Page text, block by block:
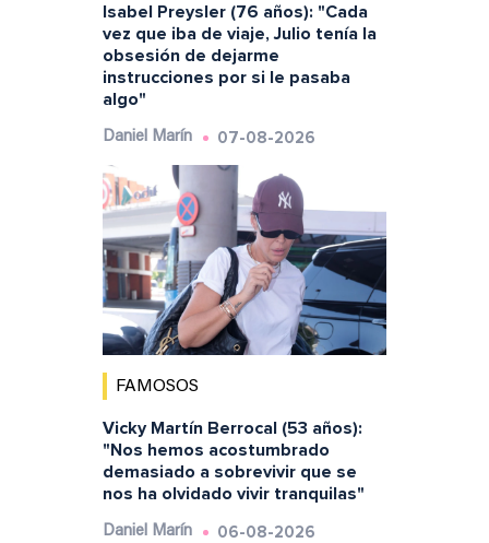
Isabel Preysler (76 años): "Cada
vez que iba de viaje, Julio tenía la
obsesión de dejarme
instrucciones por si le pasaba
algo"
Daniel Marín 07-08-2026
FAMOSOS
Vicky Martín Berrocal (53 años):
"Nos hemos acostumbrado
demasiado a sobrevivir que se
nos ha olvidado vivir tranquilas"
Daniel Marín 06-08-2026